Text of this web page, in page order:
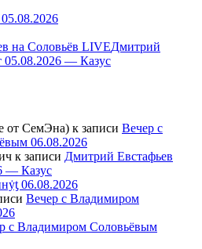
Дмитрий
05.08.2026 — Казус
от СемЭна) к записи Вечер с
06.08.2026
к записи Дмитрий Евстафьев
— Казус
06.08.2026
Вечер с Владимиром
с Владимиром Соловьёвым